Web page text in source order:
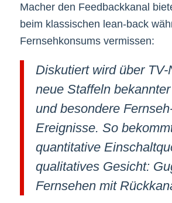
Macher den Feedbackkanal
beim klassischen lean-back
Fernsehkonsums vermissen:
Diskutiert wird über TV-
neue Staffeln
und besondere
Ereignisse. So
quantitative
qualitatives Gesicht:
Fernsehen mit